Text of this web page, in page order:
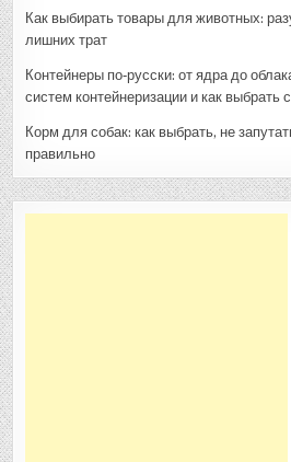
Как выбирать товары для животных:
лишних трат
Контейнеры по‑русски: от ядра до
систем контейнеризации и как выбрать
Корм для собак: как выбрать, не
правильно